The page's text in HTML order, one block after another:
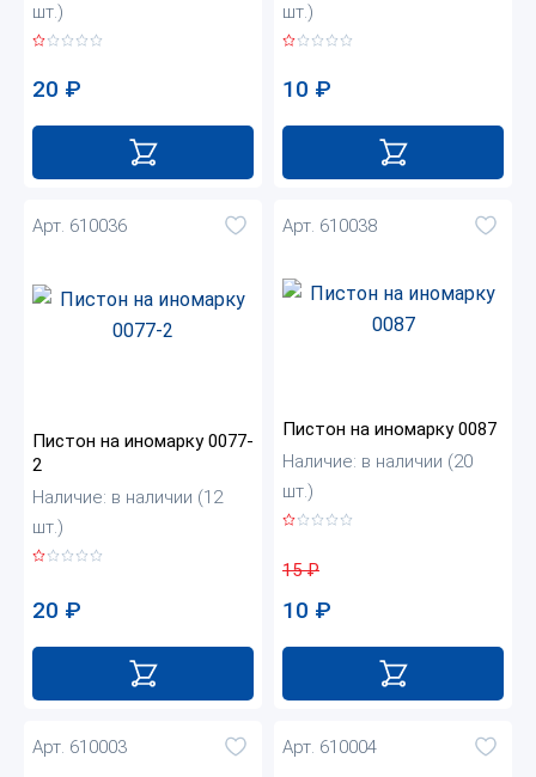
шт.)
20 ₽
шт.)
10 ₽
Арт. 610036
Пистон на иномарку 0077-
2
Наличие: в наличии (12
шт.)
20 ₽
Арт. 610038
Пистон на иномарку 0087
Наличие: в наличии (20
шт.)
15₽
10 ₽
Арт. 610003 Арт. 610004